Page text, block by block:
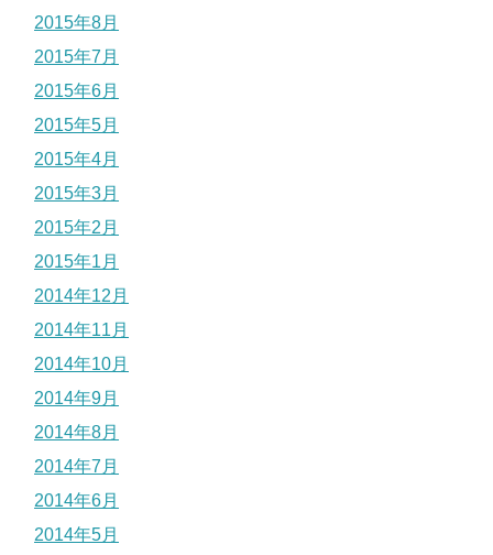
2015年8月
2015年7月
2015年6月
2015年5月
2015年4月
2015年3月
2015年2月
2015年1月
2014年12月
2014年11月
2014年10月
2014年9月
2014年8月
2014年7月
2014年6月
2014年5月